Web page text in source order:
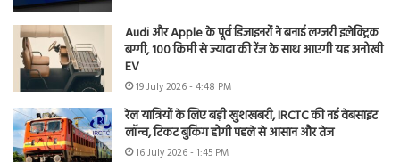
Audi और Apple के पूर्व डिजाइनरों ने बनाई लग्जरी इलेक्ट्रिक
बग्गी, 100 किमी से ज्यादा की रेंज के साथ आएगी यह अनोखी
EV
19 July 2026 - 4:48 PM
रेल यात्रियों के लिए बड़ी खुशखबरी, IRCTC की नई वेबसाइट
लॉन्च, टिकट बुकिंग होगी पहले से आसान और तेज
16 July 2026 - 1:45 PM